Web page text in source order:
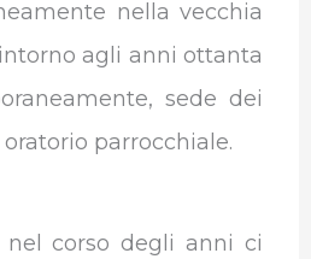
nella vecchia
agli anni ottanta
sede dei
parrocchiale.
corso degli anni ci